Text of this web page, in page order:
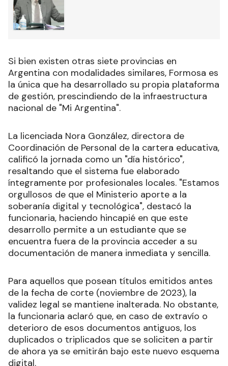
Si bien existen otras siete provincias en
Argentina con modalidades similares, Formosa es
la única que ha desarrollado su propia plataforma
de gestión, prescindiendo de la infraestructura
nacional de "Mi Argentina".
La licenciada Nora González, directora de
Coordinación de Personal de la cartera educativa,
calificó la jornada como un "día histórico",
resaltando que el sistema fue elaborado
íntegramente por profesionales locales. "Estamos
orgullosos de que el Ministerio aporte a la
soberanía digital y tecnológica", destacó la
funcionaria, haciendo hincapié en que este
desarrollo permite a un estudiante que se
encuentra fuera de la provincia acceder a su
documentación de manera inmediata y sencilla.
Para aquellos que posean títulos emitidos antes
de la fecha de corte (noviembre de 2023), la
validez legal se mantiene inalterada. No obstante,
la funcionaria aclaró que, en caso de extravío o
deterioro de esos documentos antiguos, los
duplicados o triplicados que se soliciten a partir
de ahora ya se emitirán bajo este nuevo esquema
digital.